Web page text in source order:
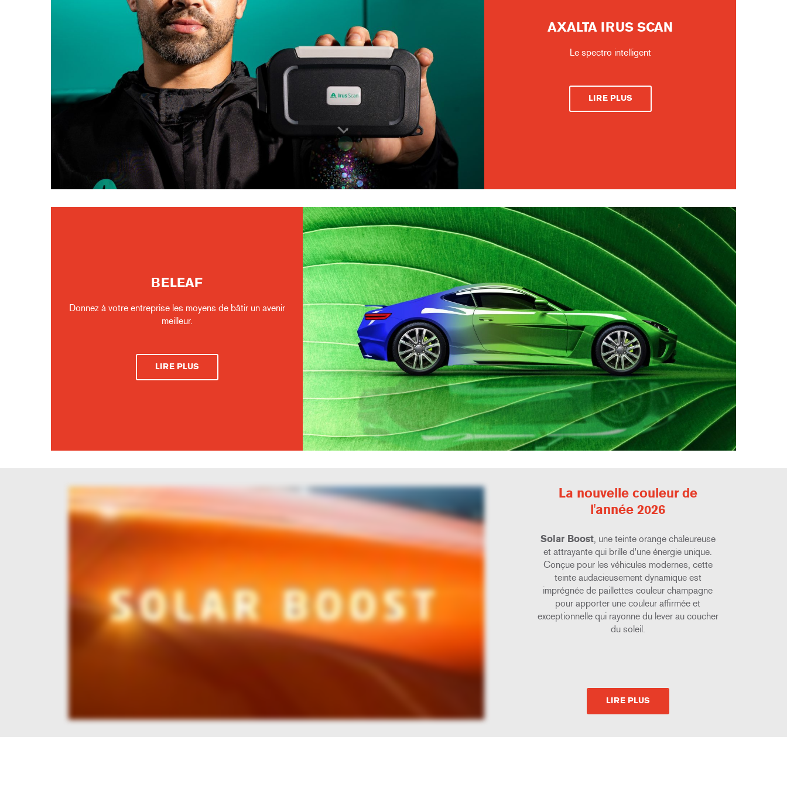
AXALTA IRUS SCAN
Le spectro intelligent
LIRE PLUS
BELEAF
Donnez à votre entreprise les moyens de bâtir un avenir
meilleur.
LIRE PLUS
La nouvelle couleur de
l'année 2026
Solar Boost, une teinte orange chaleureuse
et attrayante qui brille d'une énergie unique.
Conçue pour les véhicules modernes, cette
teinte audacieusement dynamique est
imprégnée de paillettes couleur champagne
pour apporter une couleur affirmée et
exceptionnelle qui rayonne du lever au coucher
du soleil.
LIRE PLUS